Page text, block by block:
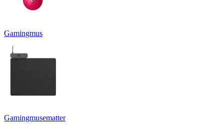
Gamingmus
Gamingmusematter